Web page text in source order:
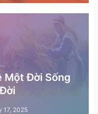
Một Đời Sống
17, 2025